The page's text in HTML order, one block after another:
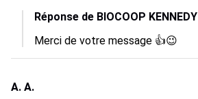
Réponse de BIOCOOP KENNEDY
Merci de votre message 👍😉
A. A.